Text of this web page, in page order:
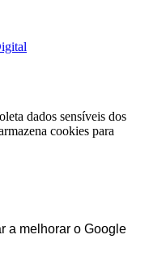
dados sensíveis dos
cookies para
a melhorar o Google